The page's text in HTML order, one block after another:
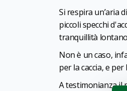
Si respira un’aria
piccoli specchi
tranquillità
Non è un caso,
per la caccia, e
A testimonianza il